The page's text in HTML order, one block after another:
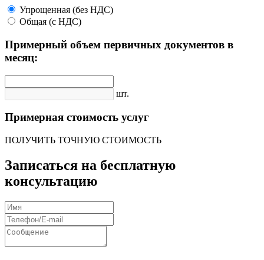
Упрощенная (без НДС)
Общая (с НДС)
Примерный объем первичных документов в
месяц:
шт.
Примерная стоимость услуг
ПОЛУЧИТЬ ТОЧНУЮ СТОИМОСТЬ
Записаться на бесплатную
консультацию